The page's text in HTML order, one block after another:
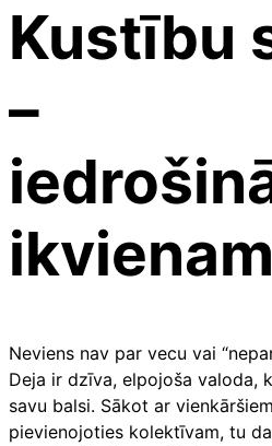
Kustību
–
ikvienam
Neviens nav par vecu vai
Deja ir dzīva, elpojoša valoda,
savu balsi. Sākot ar
pievienojoties kolektīvam, tu